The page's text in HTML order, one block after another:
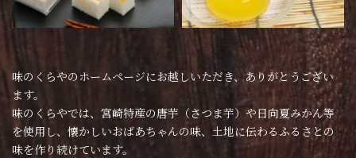
味のくらやのホームページにお越しいただき、ありがとうござい
ます。
味のくらやでは、宮崎特産の唐芋（さつま芋）や日向夏みかん等
を使用し、 懐かしいおばあちゃんの味、土地に伝わるふるさとの
味を作り続けています。